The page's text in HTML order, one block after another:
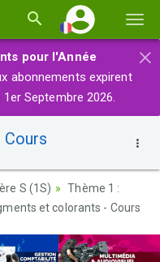
la×
pour l'Année
abonnements expirent
Septembre 2026.
S (1S)
Thème 1 :
et colorants - Cours